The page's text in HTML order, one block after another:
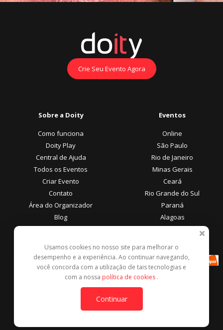
Crie Seu Evento Agora
Sobre a Doity
Como funciona
Doity Play
Central de Ajuda
Todos os Eventos
Criar Evento
Contato
Área do Organizador
Blog
Eventos
Online
São Paulo
Rio de Janeiro
Minas Gerais
Ceará
Rio Grande do Sul
Paraná
Alagoas
Área do Participante
Central de Ajuda
Denunciar este evento
Formas de Pagamento
Usamos cookies no nosso site para melhorar o
desempenho e a experiência. Ao continuar navegando,
você concorda com a utilização de tais tecnologias e
com a nossa política de cookies .
Continuar